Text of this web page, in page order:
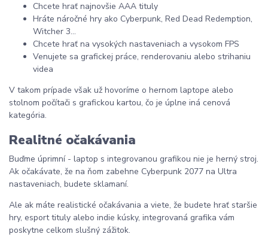
Chcete hrať najnovšie AAA tituly
Hráte náročné hry ako Cyberpunk, Red Dead Redemption,
Witcher 3...
Chcete hrať na vysokých nastaveniach a vysokom FPS
Venujete sa grafickej práce, renderovaniu alebo strihaniu
videa
V takom prípade však už hovoríme o hernom laptope alebo
stolnom počítači s grafickou kartou, čo je úplne iná cenová
kategória.
Realitné očakávania
Buďme úprimní - laptop s integrovanou grafikou nie je herný stroj.
Ak očakávate, že na ňom zabehne Cyberpunk 2077 na Ultra
nastaveniach, budete sklamaní.
Ale ak máte realistické očakávania a viete, že budete hrať staršie
hry, esport tituly alebo indie kúsky, integrovaná grafika vám
poskytne celkom slušný zážitok.